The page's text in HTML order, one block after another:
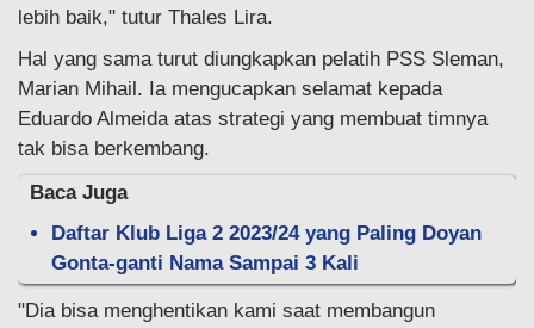
lebih baik," tutur Thales Lira.
Hal yang sama turut diungkapkan pelatih PSS Sleman,
Marian Mihail. Ia mengucapkan selamat kepada
Eduardo Almeida atas strategi yang membuat timnya
tak bisa berkembang.
Baca Juga
Daftar Klub Liga 2 2023/24 yang Paling Doyan
Gonta-ganti Nama Sampai 3 Kali
"Dia bisa menghentikan kami saat membangun